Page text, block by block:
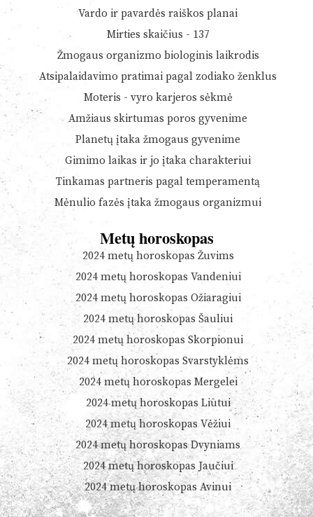
Vardo ir pavardės raiškos planai
Mirties skaičius - 137
Žmogaus organizmo biologinis laikrodis
Atsipalaidavimo pratimai pagal zodiako ženklus
Moteris - vyro karjeros sėkmė
Amžiaus skirtumas poros gyvenime
Planetų įtaka žmogaus gyvenime
Gimimo laikas ir jo įtaka charakteriui
Tinkamas partneris pagal temperamentą
Mėnulio fazės įtaka žmogaus organizmui
Metų horoskopas
2024 metų horoskopas Žuvims
2024 metų horoskopas Vandeniui
2024 metų horoskopas Ožiaragiui
2024 metų horoskopas Šauliui
2024 metų horoskopas Skorpionui
2024 metų horoskopas Svarstyklėms
2024 metų horoskopas Mergelei
2024 metų horoskopas Liūtui
2024 metų horoskopas Vėžiui
2024 metų horoskopas Dvyniams
2024 metų horoskopas Jaučiui
2024 metų horoskopas Avinui